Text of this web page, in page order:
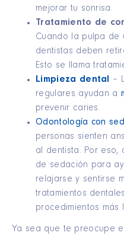
mejorar tu sonrisa.
Tratamiento de
Cuando la pulpa de
dentistas deben
Esto se llama
Limpieza dental –
regulares ayudan a
prevenir caries.
Odontología con
personas sienten
al dentista. Por eso,
de sedación para
relajarse y sentirse
tratamientos
procedimientos más
Ya sea que te preocupe